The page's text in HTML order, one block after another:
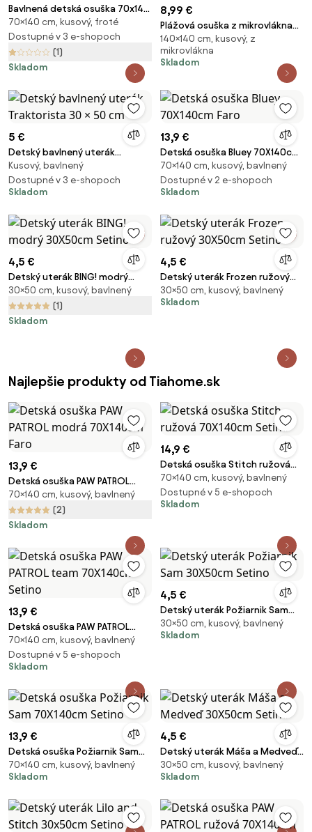
Bavlnená detská osuška 70x140
cm Bing "Hoppity" – Jerry
Fabrics
70×140 cm, kusový, froté
Dostupné v 3 e-shopoch
(1)
Skladom
8,99 €
Plážová osuška z mikrovlákna
Kuromi &amp; Hello Kitty -
70x140 cm
140×140 cm, kusový, z
mikrovlákna
Skladom
5 €
Detský bavlnený uterák
Traktorista 30 × 50 cm
Kusový, bavlnený
Dostupné v 3 e-shopoch
Skladom
13,9 €
Detská osuška Bluey 70X140cm
Faro
70×140 cm, kusový, bavlnený
Dostupné v 2 e-shopoch
Skladom
4,5 €
Detský uterák BING! modrý
30X50cm Setino
30×50 cm, kusový, bavlnený
(1)
Skladom
4,5 €
Detský uterák Frozen ružový
30X50cm Setino
30×50 cm, kusový, bavlnený
Skladom
Najlepšie produkty od Tiahome.sk
13,9 €
Detská osuška PAW PATROL
modrá 70X140cm Faro
70×140 cm, kusový, bavlnený
(2)
Skladom
14,9 €
Detská osuška Stitch ružová
70X140cm Setino
70×140 cm, kusový, bavlnený
Dostupné v 5 e-shopoch
Skladom
13,9 €
Detská osuška PAW PATROL
team 70X140cm Setino
70×140 cm, kusový, bavlnený
Dostupné v 5 e-shopoch
Skladom
4,5 €
Detský uterák Požiarnik Sam
30X50cm Setino
30×50 cm, kusový, bavlnený
Skladom
13,9 €
Detská osuška Požiarnik Sam
70X140cm Setino
70×140 cm, kusový, bavlnený
Skladom
4,5 €
Detský uterák Máša a Medveď
30X50cm Setino
30×50 cm, kusový, bavlnený
Skladom